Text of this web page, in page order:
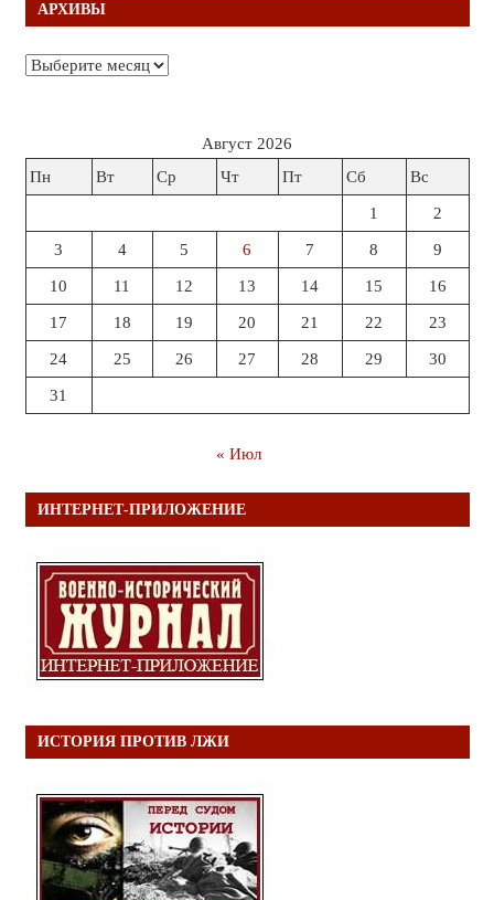
АРХИВЫ
Архивы
Август 2026
Пн
Вт Ср Чт Пт Сб Вс
1 2
3 4 5 6 7 8 9
10 11 12 13 14 15 16
17 18 19 20 21 22 23
24 25 26 27 28 29 30
31
« Июл
ИНТЕРНЕТ-ПРИЛОЖЕНИЕ
ИСТОРИЯ ПРОТИВ ЛЖИ